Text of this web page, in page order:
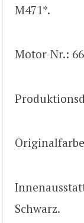
M471*.
Motor-Nr.:
Schwarz.